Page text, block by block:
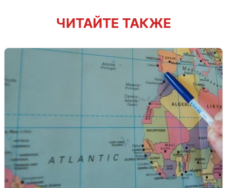
ЧИТАЙТЕ ТАКЖЕ